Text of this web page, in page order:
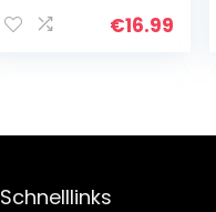
und 150 Stück
€16.99
Schnelllinks